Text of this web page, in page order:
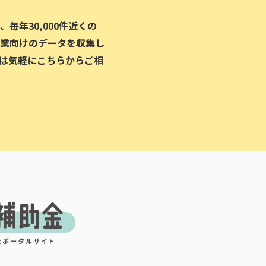
毎年30,000件近くの
向けのデータを収集し
気軽にこちらからご相